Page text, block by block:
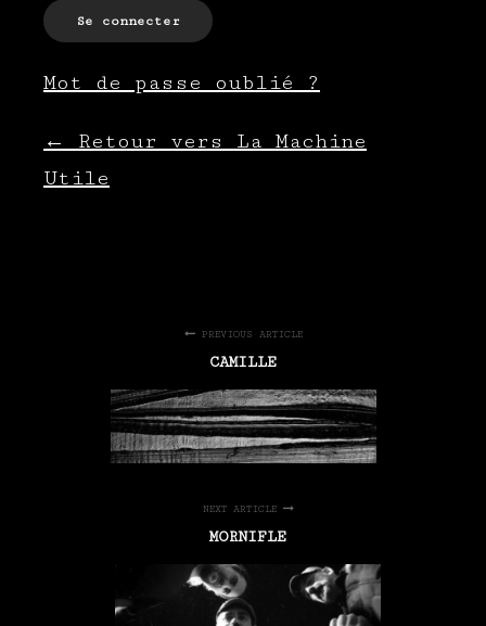
Mot de passe oublié ?
← Retour vers La Machine
Utile
PREVIOUS ARTICLE
CAMILLE
NEXT ARTICLE
MORNIFLE